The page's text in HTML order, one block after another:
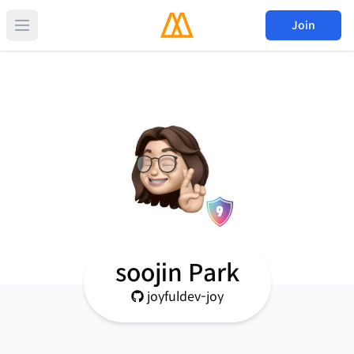
Join
soojin Park
joyfuldev-joy